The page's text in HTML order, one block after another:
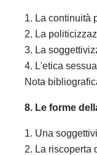
1. La continuità
2. La
3. La
4. L'etica
Nota
8. Le forme
1. Una
2. La riscoperta